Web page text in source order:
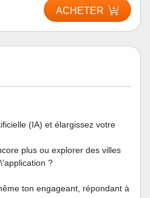
ACHETER
(IA) et élargissez votre
plus ou explorer des villes
?
ton engageant, répondant à